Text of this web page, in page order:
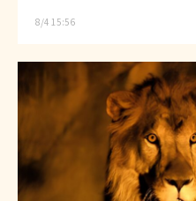
8/4 15:56